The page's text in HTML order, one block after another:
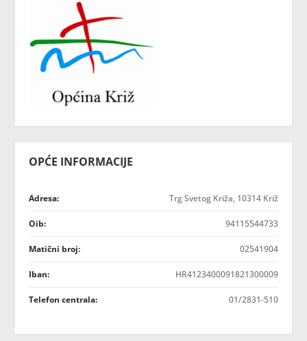
OPĆE INFORMACIJE
Adresa: Trg Svetog Križa, 10314 Križ
Oib: 94115544733
Matični broj: 02541904
Iban: HR4123400091821300009
Telefon centrala: 01/2831-510